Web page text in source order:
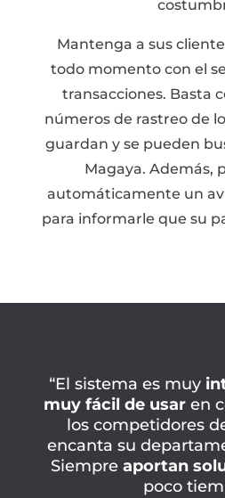
Mantenga a sus
todo momento con el
transacciones. Basta
números de rastreo de
guardan y se pueden
Magaya. Además,
automáticamente un
para informarle que su
“El sistema es muy
muy fácil de usar en
los competidores
encanta su
Siempre aportan
poco